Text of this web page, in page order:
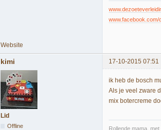
www.facebook.com/
Website
kimi 17-10-2015 07:51
Lid
Offline
ik heb de bosch
Als je veel zware
mix botercreme
Rollende mama, met